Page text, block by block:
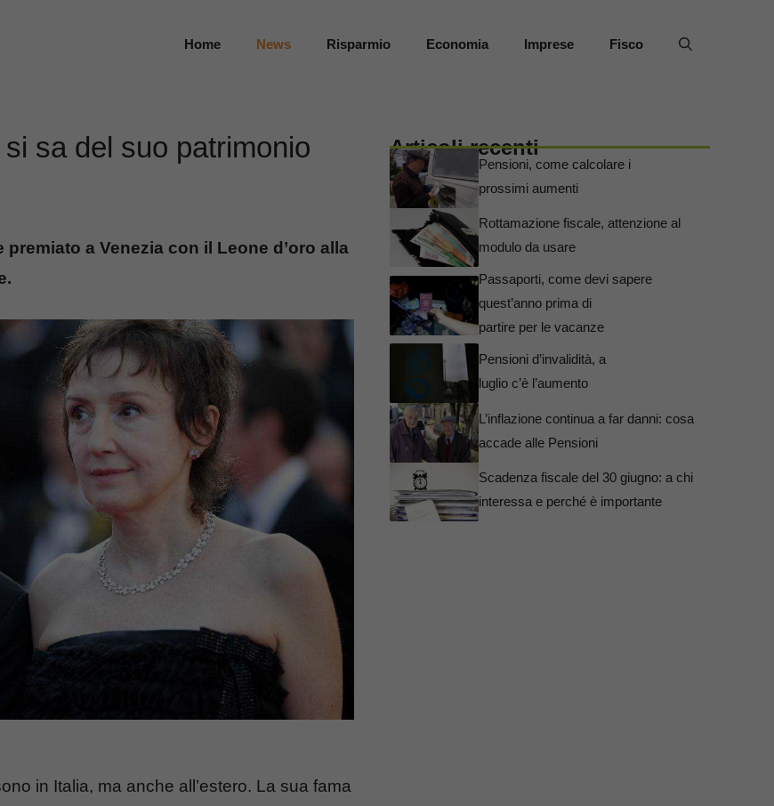
Home News Risparmio Economia Imprese Fisco
sa del suo patrimonio
a Venezia con il Leone d’oro alla
in Italia, ma anche all’estero. La sua fama
Articoli recenti
Pensioni, come calcolare i
prossimi aumenti
Rottamazione fiscale, attenzione al
modulo da usare
Passaporti, come devi sapere
quest’anno prima di
partire per le vacanze
Pensioni d’invalidità, a
luglio c’è l’aumento
L’inflazione continua a far danni: cosa
accade alle Pensioni
Scadenza fiscale del 30 giugno: a chi
interessa e perché è importante